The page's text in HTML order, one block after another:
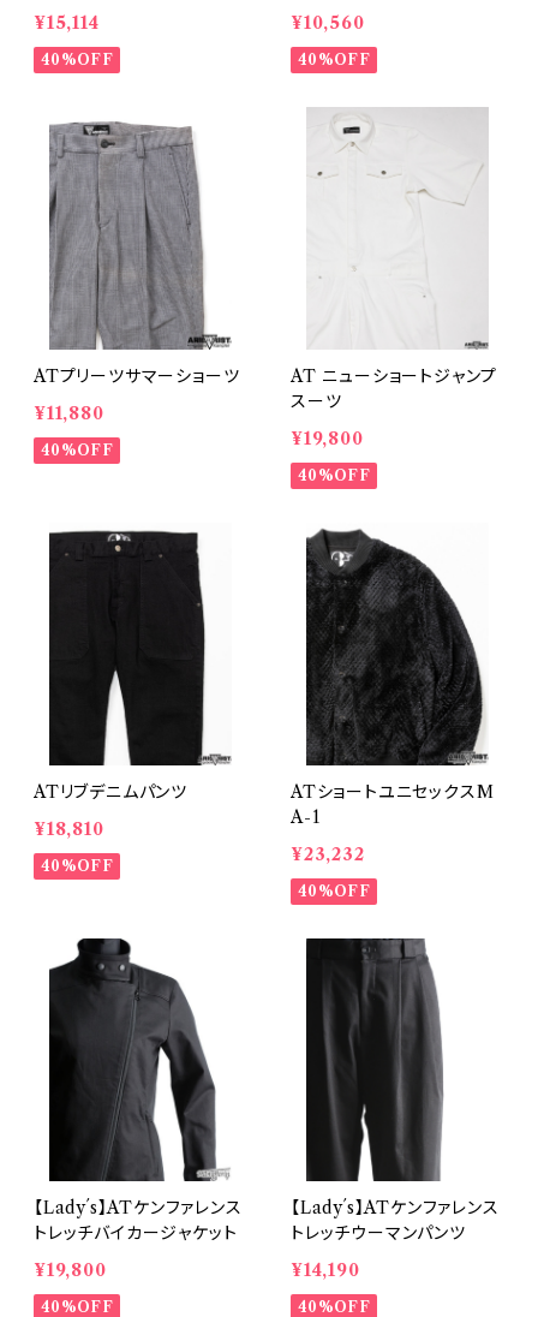
¥15,114
40%OFF
¥10,560
40%OFF
ATプリーツサマーショーツ
¥11,880
40%OFF
AT ニューショートジャンプ
スーツ
¥19,800
40%OFF
ATリブデニムパンツ
¥18,810
40%OFF
ATショートユニセックスM
A-1
¥23,232
40%OFF
【Lady´s】ATケンファレンス
トレッチバイカージャケット
¥19,800
40%OFF
【Lady´s】ATケンファレンス
トレッチウーマンパンツ
¥14,190
40%OFF